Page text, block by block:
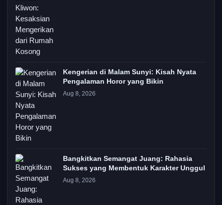
Kengerian di Malam Sunyi: Kisah Nyata
Pengalaman Horor yang Bikin
Aug 8, 2026
Bangkitkan Semangat Juang: Rahasia
Sukses yang Membentuk Karakter Unggul
Aug 8, 2026